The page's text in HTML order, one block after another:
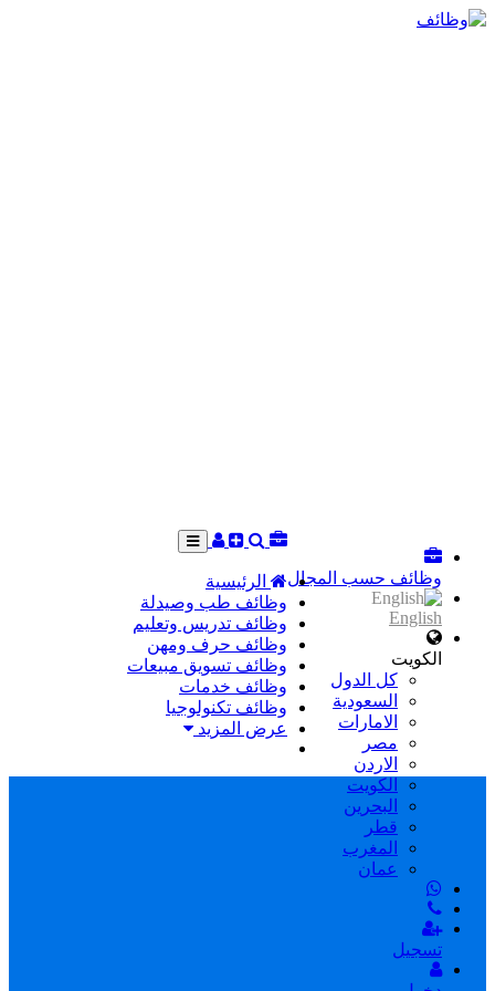
وظائف حسب المجال
English
الكويت
كل الدول
السعودية
الامارات
مصر
الاردن
الكويت
البحرين
قطر
المغرب
عمان
تسجيل
الرئيسية
وظائف طب وصيدلة
وظائف تدريس وتعليم
وظائف حرف ومهن
وظائف تسويق مبيعات
وظائف خدمات
وظائف تكنولوجيا
عرض المزيد